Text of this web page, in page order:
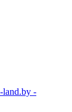
land.by -